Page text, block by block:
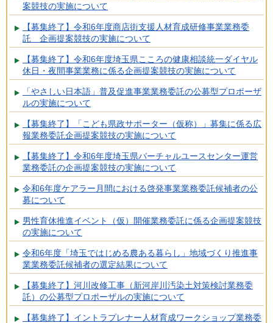
案競技の実施について
【募集終了】令和6年度商店街支援人材育成研修事業業務委
託 企画提案競技の実施について
【募集終了】令和6年度埼玉県こころの健康相談統一ダイヤル
休日・夜間事業業務に係る企画提案競技の実施について
「やさしい日本語」普及促進事業業務委託の公募型プロポーザ
ルの実施について
【募集終了】「こども県政サポーター（仮称）」募集に係る広
報業務委託企画提案競技の実施について
【募集終了】令和6年度埼玉県バーチャルユースセンター運営
業務委託の企画提案競技の実施について
令和6年度ケアラー月間における啓発事業業務委託候補者の公
募について
男性育休推進イベント（仮）開催業務委託に係る企画提案競技
の実施について
令和6年度「埼玉ではじめる農ある暮らし」地域づくり推進事
業業務委託候補者の選定結果について
【募集終了】河川改修工事（新河岸川汚染土対策検討業務委
託）の公募型プロポーザルの実施について
【募集終了】イントラプレナー人材育成ワークショップ業務委